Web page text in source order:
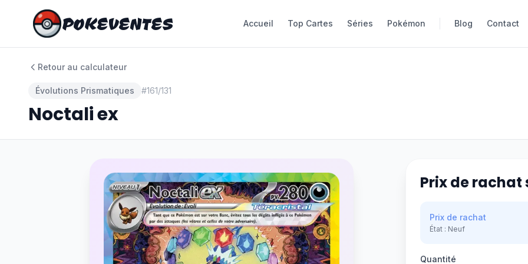
POKEVENTES Accueil Top Cartes Séries Pokémon Blog Contact
POKEVENTES Accueil Top Cartes Séries Pokémon Blog Contact
Retour au calculateur
Évolutions Prismatiques #161/131
Noctali ex
Prix de rachat
Prix de rachat
État : Neuf
Quantité